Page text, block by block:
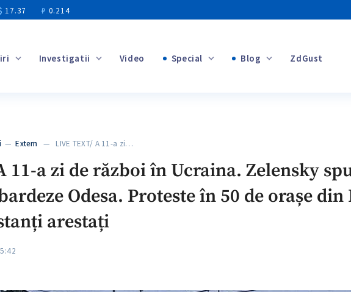
17.37 ₽ 0.214
Investigatii Video Special Blog
+1
ZdGust
—Extern — LIVE TEXT/ A 11-a zi…
11-a zi de război în Ucraina. Zelensky
Odesa. Proteste în 50 de orașe din
arestați